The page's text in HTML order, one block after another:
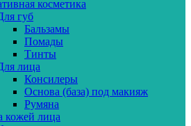
косметика
губ
Бальзамы
Помады
Тинты
лица
Консилеры
Основа (база) под макияж
Румяна
кожей лица